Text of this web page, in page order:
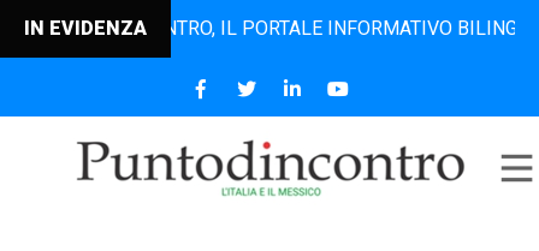
IN EVIDENZA
PUNTODINCONTRO, IL PORTALE INFORMATIVO BILINGUE